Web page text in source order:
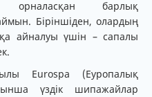
орналасқан барлық
Біріншіден, олардың
айналуы үшін – сапалы
Eurospa (Еуропалық
үздік шипажайлар